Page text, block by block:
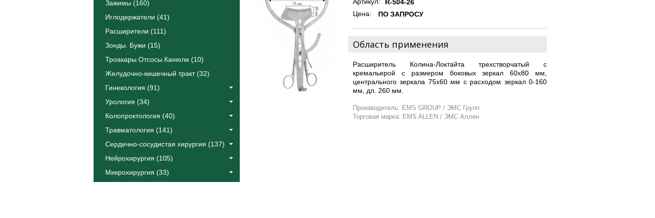
Зажимы (160)
Иглодержатели (41)
Расширители (111)
Зонды. Бужи (15)
Троакары.Отсосы.Канюли (10)
Желудочно-кишечный тракт (32)
Гинекология (91)
Урология (34)
Колопроктология (40)
Травматология (141)
Сердечно-сосудистая хирургия (137)
Нейрохирургия (105)
Микрохирургия (33)
Артикул:
R-504-26
Цена:
ПО ЗАПРОСУ
Область применения
Расширитель Колина-Локтайта трехстворчатый с
кремальерой с размером боковых зеркал 60х80 мм,
центрального зеркала 75х60 мм с расходом зеркал 0-160
мм, дл. 260 мм.
Производитель: EMS GROUP / ЭМС Групп
Торговая марка: EMS ALLEN / ЭМС Аллен